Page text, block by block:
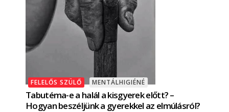
FELELŐS SZÜLŐ MENTÁLHIGIÉNÉ
Tabutéma-e a halál a kisgyerek előtt? –
Hogyan beszéljünk a gyerekkel az elmúlásról?